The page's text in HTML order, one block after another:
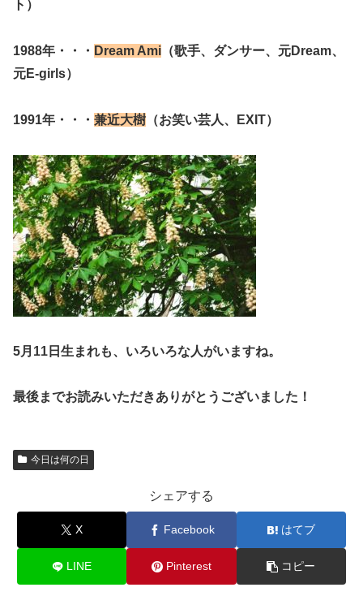
ト）
1988年・・・ Dream Ami （歌手、ダンサー、元Dream、
元E-girls）
1991年・・・ 兼近大樹 （お笑い芸人、EXIT）
5月11日生まれも、いろいろな人がいますね。
最後までお読みいただきありがとうございました！
今日は何の日
シェアする
X Facebook はてブ
LINE Pinterest コピー